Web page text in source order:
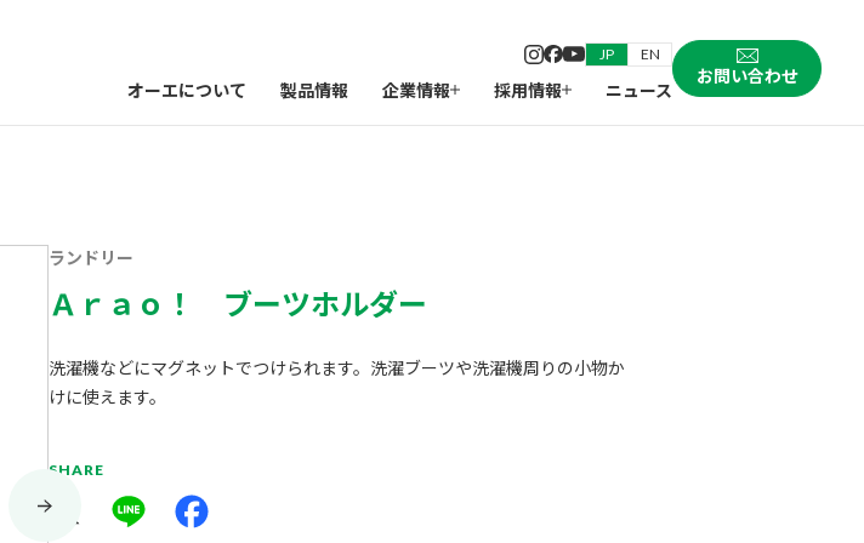
JP EN
オーエについて 製品情報 企業情報 採用情報 ニュース
お問い合わせ
ランドリー
Ａｒａｏ！ ブーツホルダー
洗濯機などにマグネットでつけられます。洗濯ブーツや洗濯機周りの小物か
けに使えます。
SHARE
Line